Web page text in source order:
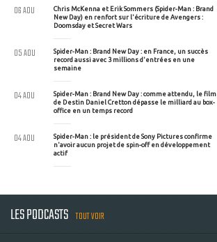
Chris McKenna et Erik Sommers (Spider-Man : Brand
New Day) en renfort sur l'écriture de Avengers :
Doomsday et Secret Wars
06 AOU
Spider-Man : Brand New Day : en France, un succès
record aussi avec 3 millions d'entrées en une
semaine
05 AOU
Spider-Man : Brand New Day : comme attendu, le film
de Destin Daniel Cretton dépasse le milliard au box-
office en un temps record
04 AOU
Spider-Man : le président de Sony Pictures confirme
n'avoir aucun projet de spin-off en développement
actif
04 AOU
LES PODCASTS TOUT VOIR